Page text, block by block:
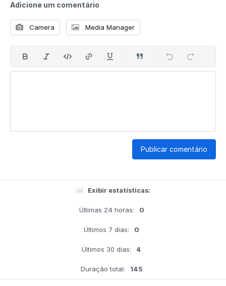
Adicione um comentário
Camera Media Manager
Publicar comentário
Exibir estatísticas:
Últimas 24 horas: 0
Últimos 7 dias: 0
Últimos 30 dias: 4
Duração total: 145